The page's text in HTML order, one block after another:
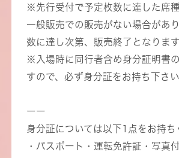
※先行受付で予定枚数に達した席種
一般販売での販売がない場合があ
数に達し次第、販売終了となります
※入場時に同行者含め身分証明書
すので、必ず身分証をお持ち下さい
ーー
身分証については以下1点をお持ち
・パスポート・運転免許証・写真